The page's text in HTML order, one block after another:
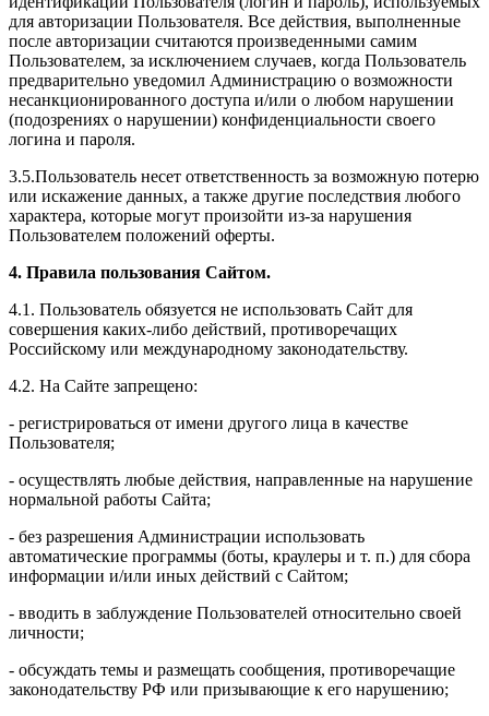
для авторизации Пользователя. Все действия, выполненные
после авторизации считаются произведенными самим
Пользователем, за исключением случаев, когда Пользователь
предварительно уведомил Администрацию о возможности
несанкционированного доступа и/или о любом нарушении
(подозрениях о нарушении) конфиденциальности своего
логина и пароля.
3.5.Пользователь несет ответственность за возможную потерю
или искажение данных, а также другие последствия любого
характера, которые могут произойти из-за нарушения
Пользователем положений оферты.
4. Правила пользования Сайтом.
4.1. Пользователь обязуется не использовать Сайт для
совершения каких-либо действий, противоречащих
Российскому или международному законодательству.
4.2. На Сайте запрещено:
- регистрироваться от имени другого лица в качестве
Пользователя;
- осуществлять любые действия, направленные на нарушение
нормальной работы Сайта;
- без разрешения Администрации использовать
автоматические программы (боты, краулеры и т. п.) для сбора
информации и/или иных действий с Сайтом;
- вводить в заблуждение Пользователей относительно своей
личности;
- обсуждать темы и размещать сообщения, противоречащие
законодательству РФ или призывающие к его нарушению;